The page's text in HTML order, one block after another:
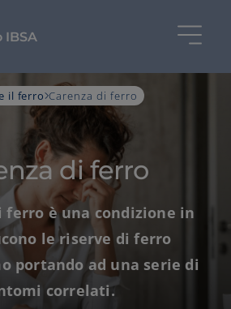
IBSA
il ferro Carenza di ferro
di ferro
ferro è una condizione in
le riserve di ferro
portando ad una serie di
correlati.